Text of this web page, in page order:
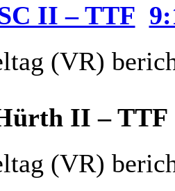
II – TTF
(VR)
II –
(VR)